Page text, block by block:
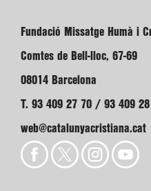
Fundació Missatge Humà i
Comtes de Bell-lloc, 67-69
08014 Barcelona
T. 93 409 27 70 / 93 409
web@catalunyacristiana.cat